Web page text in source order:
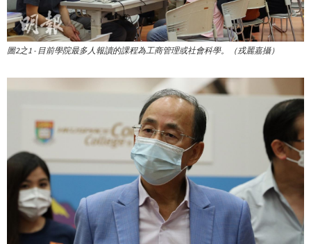
圖2之1 - 目前學院最多人報讀的課程為工商管理或社會科學。（戎麗嘉攝）